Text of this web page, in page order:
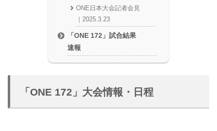
ONE日本大会記者会見
｜2025.3.23
「ONE 172」試合結果
速報
「ONE 172」大会情報・日程